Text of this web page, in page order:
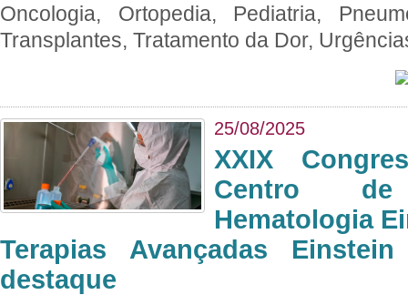
Oncologia, Ortopedia, Pediatria,
Transplantes, Tratamento da Dor,
25/08/2025
XXIX
Centro
Hematologia
Terapias Avançadas
destaque